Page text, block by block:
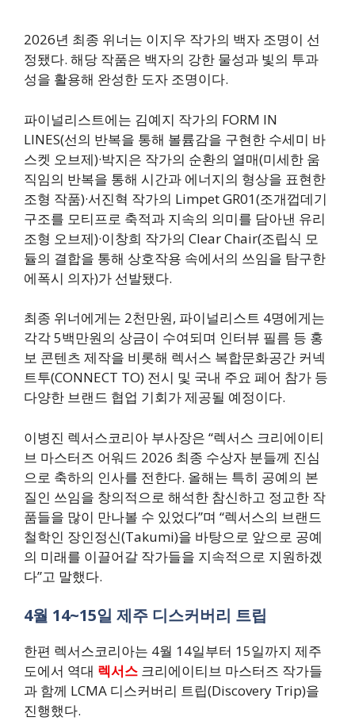
2026년 최종 위너는 이지우 작가의 백자 조명이 선
정됐다. 해당 작품은 백자의 강한 물성과 빛의 투과
성을 활용해 완성한 도자 조명이다.
파이널리스트에는 김예지 작가의 FORM IN
LINES(선의 반복을 통해 볼륨감을 구현한 수세미 바
스켓 오브제)·박지은 작가의 순환의 열매(미세한 움
직임의 반복을 통해 시간과 에너지의 형상을 표현한
조형 작품)·서진혁 작가의 Limpet GR01(조개껍데기
구조를 모티프로 축적과 지속의 의미를 담아낸 유리
조형 오브제)·이창희 작가의 Clear Chair(조립식 모
듈의 결합을 통해 상호작용 속에서의 쓰임을 탐구한
에폭시 의자)가 선발됐다.
최종 위너에게는 2천만원, 파이널리스트 4명에게는
각각 5백만원의 상금이 수여되며 인터뷰 필름 등 홍
보 콘텐츠 제작을 비롯해 렉서스 복합문화공간 커넥
트투(CONNECT TO) 전시 및 국내 주요 페어 참가 등
다양한 브랜드 협업 기회가 제공될 예정이다.
이병진 렉서스코리아 부사장은 “렉서스 크리에이티
브 마스터즈 어워드 2026 최종 수상자 분들께 진심
으로 축하의 인사를 전한다. 올해는 특히 공예의 본
질인 쓰임을 창의적으로 해석한 참신하고 정교한 작
품들을 많이 만나볼 수 있었다”며 “렉서스의 브랜드
철학인 장인정신(Takumi)을 바탕으로 앞으로 공예
의 미래를 이끌어갈 작가들을 지속적으로 지원하겠
다”고 말했다.
4월 14~15일 제주 디스커버리 트립
한편 렉서스코리아는 4월 14일부터 15일까지 제주
도에서 역대 렉서스 크리에이티브 마스터즈 작가들
과 함께 LCMA 디스커버리 트립(Discovery Trip)을
진행했다.